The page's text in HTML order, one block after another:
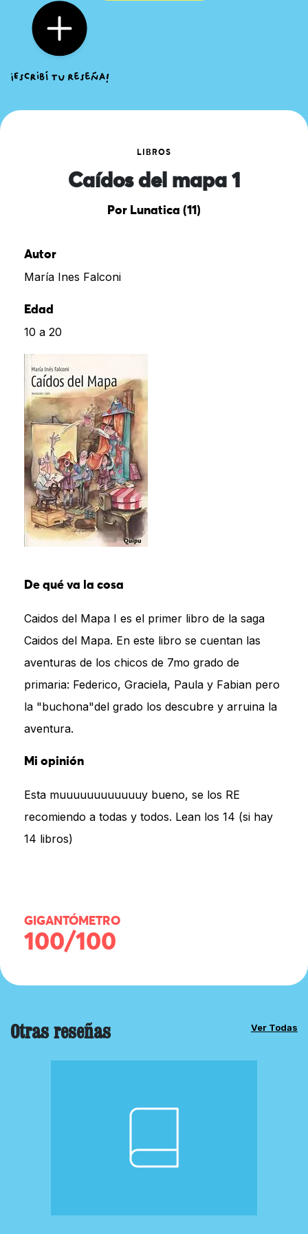
LIBROS
Caídos del mapa 1
Por Lunatica (11)
Autor
María Ines Falconi
Edad
10 a 20
De qué va la cosa
Caidos del Mapa I es el primer libro de la saga
Caidos del Mapa. En este libro se cuentan las
aventuras de los chicos de 7mo grado de
primaria: Federico, Graciela, Paula y Fabian pero
la "buchona"del grado los descubre y arruina la
aventura.
Mi opinión
Esta muuuuuuuuuuuuy bueno, se los RE
recomiendo a todas y todos. Lean los 14 (si hay
14 libros)
GIGANTÓMETRO
100/100
Otras reseñas Ver Todas